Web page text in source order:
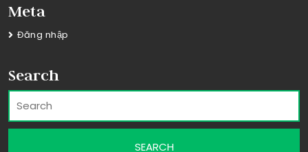
Meta
Đăng nhập
Search